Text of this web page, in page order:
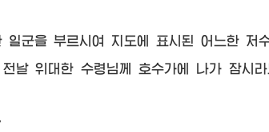
일군을 부르시여 지도에 표시된 어느한 저
전날위대한 수령님께
호수가에 나가 잠시